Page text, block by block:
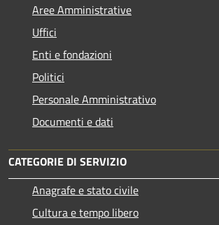
Aree Amministrative
Uffici
Enti e fondazioni
Politici
Personale Amministrativo
Documenti e dati
CATEGORIE DI SERVIZIO
Anagrafe e stato civile
Cultura e tempo libero